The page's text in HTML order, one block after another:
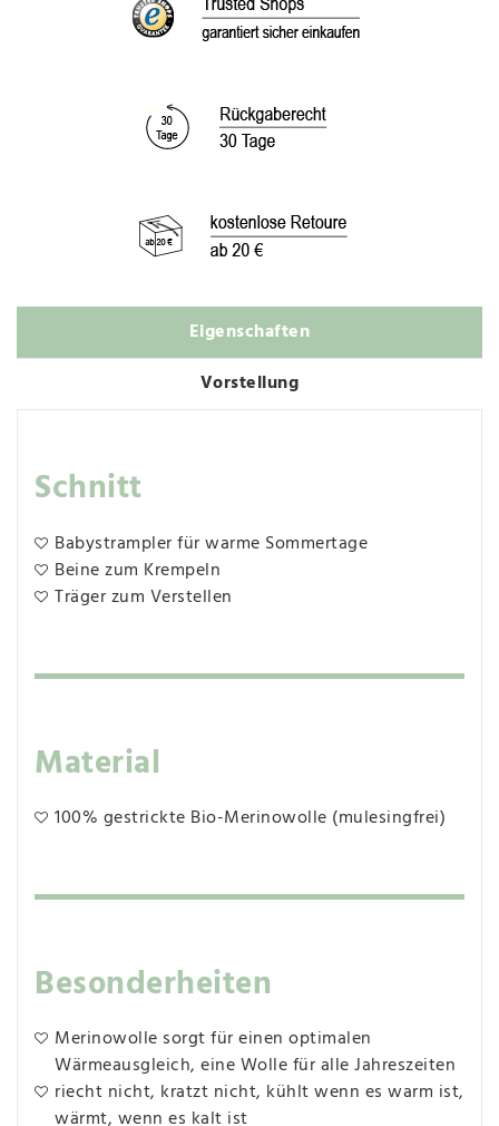
Eigenschaften
Vorstellung
Schnitt
Babystrampler für warme Sommertage
Beine zum Krempeln
Träger zum Verstellen
Material
100% gestrickte Bio-Merinowolle (mulesingfrei)
Besonderheiten
Merinowolle sorgt für einen optimalen
Wärmeausgleich, eine Wolle für alle Jahreszeiten
riecht nicht, kratzt nicht, kühlt wenn es warm ist,
wärmt, wenn es kalt ist